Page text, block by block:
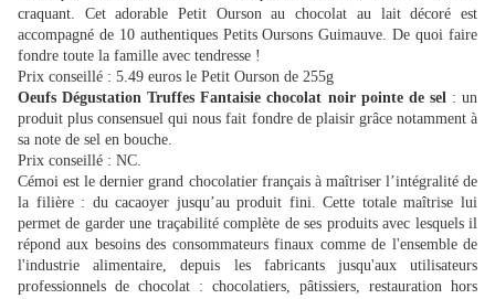
craquant. Cet adorable Petit Ourson au chocolat au lait décoré est
accompagné de 10 authentiques Petits Oursons Guimauve. De quoi faire
fondre toute la famille avec tendresse !
Prix conseillé : 5.49 euros le Petit Ourson de 255g
Oeufs Dégustation Truffes Fantaisie chocolat noir pointe de sel: un
produit plus consensuel qui nous fait fondre de plaisir grâce notamment à
sa note de sel en bouche.
Prix conseillé : NC.
Cémoi est le dernier grand chocolatier français à maîtriser l’intégralité de
la filière : du cacaoyer jusqu’au produit fini. Cette totale maîtrise lui
permet de garder une traçabilité complète de ses produits avec lesquels il
répond aux besoins des consommateurs finaux comme de l'ensemble de
l'industrie alimentaire, depuis les fabricants jusqu'aux utilisateurs
professionnels de chocolat : chocolatiers, pâtissiers, restauration hors